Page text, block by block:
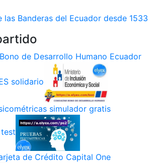
las Banderas del Ecuador desde 1533
de Desarrollo Humano Ecuador
solidario
simulador gratis
de Crédito Capital One